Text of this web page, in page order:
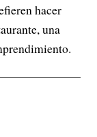
hacer
una